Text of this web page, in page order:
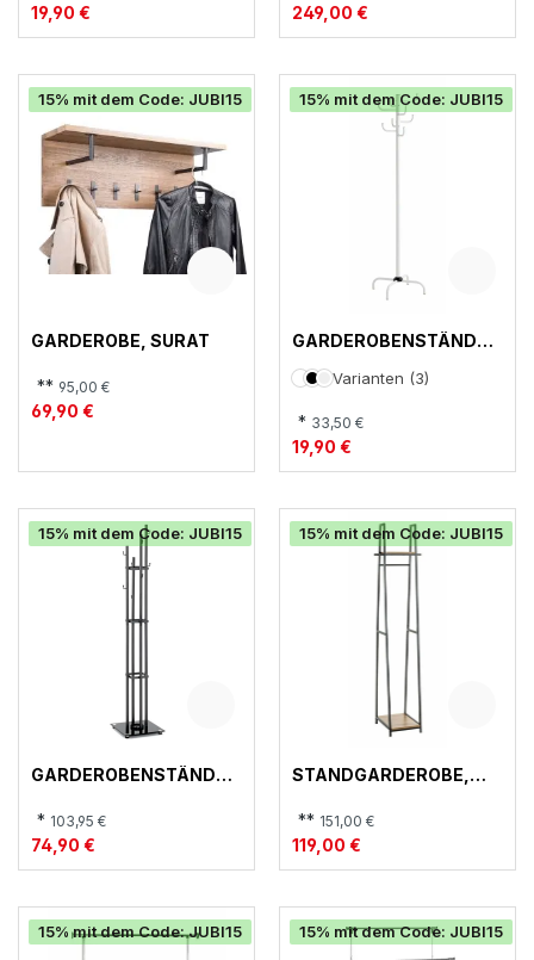
19,90 € 249,00 €
15% mit dem Code: JUBI15
GARDEROBE, SURAT
** 95,00 €
69,90 €
15% mit dem Code: JUBI15
GARDEROBENSTÄNDER
Varianten (3)
* 33,50 €
19,90 €
15% mit dem Code: JUBI15
GARDEROBENSTÄNDER
* 103,95 €
74,90 €
15% mit dem Code: JUBI15
STANDGARDEROBE,
** 151,00 €
119,00 €
15% mit dem Code: JUBI15 15% mit dem Code: JUBI15